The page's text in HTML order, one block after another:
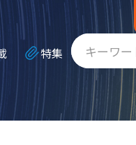
特集